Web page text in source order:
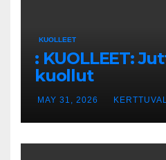
KUOLLEET
: KUOLLEET:
kuollut
MAY 31, 2026